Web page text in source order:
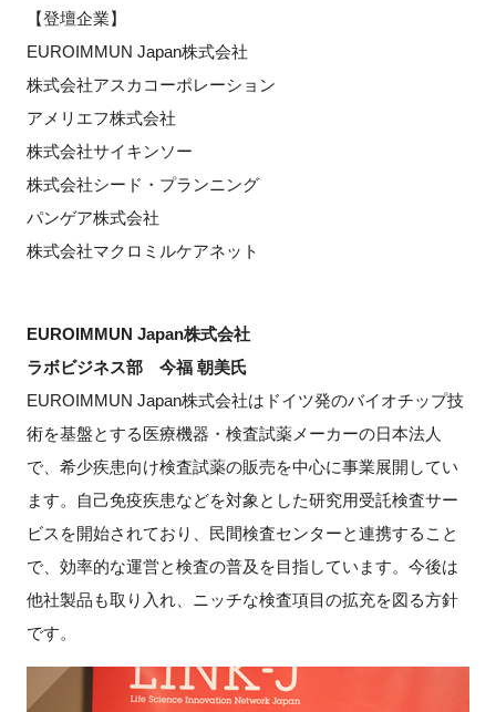
【登壇企業】
EUROIMMUN Japan株式会社
株式会社アスカコーポレーション
アメリエフ株式会社
株式会社サイキンソー
株式会社シード・プランニング
パンゲア株式会社
株式会社マクロミルケアネット
EUROIMMUN Japan株式会社
ラボビジネス部 今福 朝美氏
EUROIMMUN Japan株式会社はドイツ発のバイオチップ技
術を基盤とする医療機器・検査試薬メーカーの日本法人
で、希少疾患向け検査試薬の販売を中心に事業展開してい
ます。自己免疫疾患などを対象とした研究用受託検査サー
ビスを開始されており、民間検査センターと連携すること
で、効率的な運営と検査の普及を目指しています。今後は
他社製品も取り入れ、ニッチな検査項目の拡充を図る方針
です。